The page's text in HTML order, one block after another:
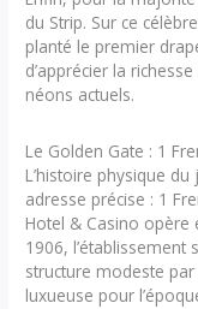
du Strip. Sur ce
planté le premier
d’apprécier la
néons actuels.
Le Golden Gate : 1
L’histoire physique
adresse précise : 1
Hotel & Casino opère
1906, l’établissement
structure modeste
luxueuse pour